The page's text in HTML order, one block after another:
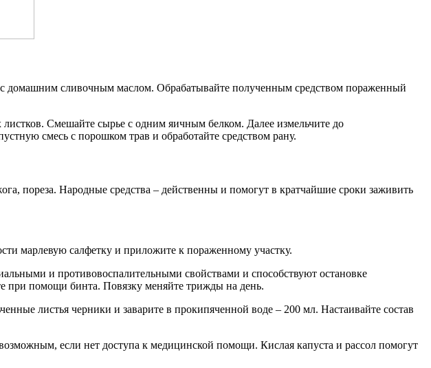
домашним сливочным маслом. Обрабатывайте полученным средством пораженный
Смешайте сырье с одним яичным белком. Далее измельчите до
смесь с порошком трав и обработайте средством рану.
пореза. Народные средства – действенны и помогут в кратчайшие сроки заживить
марлевую салфетку и приложите к пораженному участку.
и противовоспалительными свойствами и способствуют остановке
при помощи бинта. Повязку меняйте трижды на день.
листья черники и заварите в прокипяченной воде – 200 мл. Настаивайте состав
если нет доступа к медицинской помощи. Кислая капуста и рассол помогут